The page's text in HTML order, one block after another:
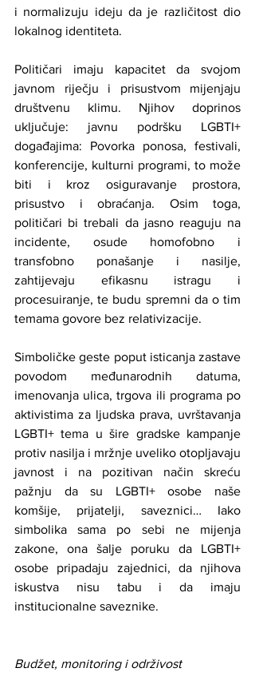
i normalizuju ideju da je različitost dio
lokalnog identiteta.
Političari imaju kapacitet da svojom
javnom riječju i prisustvom mijenjaju
društvenu klimu. Njihov doprinos
uključuje: javnu podršku LGBTI+
događajima: Povorka ponosa, festivali,
konferencije, kulturni programi, to može
biti i kroz osiguravanje prostora,
prisustvo i obraćanja. Osim toga,
političari bi trebali da jasno reaguju na
incidente, osude homofobno i
transfobno ponašanje i nasilje,
zahtijevaju efikasnu istragu i
procesuiranje, te budu spremni da o tim
temama govore bez relativizacije.
Simboličke geste poput isticanja zastave
povodom međunarodnih datuma,
imenovanja ulica, trgova ili programa po
aktivistima za ljudska prava, uvrštavanja
LGBTI+ tema u šire gradske kampanje
protiv nasilja i mržnje uveliko otopljavaju
javnost i na pozitivan način skreću
pažnju da su LGBTI+ osobe naše
komšije, prijatelji, saveznici… Iako
simbolika sama po sebi ne mijenja
zakone, ona šalje poruku da LGBTI+
osobe pripadaju zajednici, da njihova
iskustva nisu tabu i da imaju
institucionalne saveznike.
Budžet, monitoring i održivost